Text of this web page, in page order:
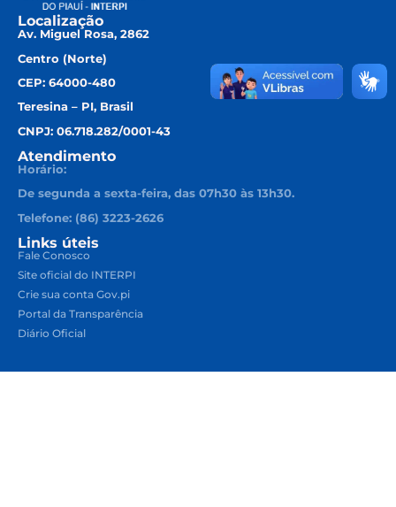
Localização
Av. Miguel Rosa, 2862
Centro (Norte)
CEP: 64000-480
Teresina – PI, Brasil
CNPJ: 06.718.282/0001-43
Atendimento
Horário:
De segunda a sexta-feira, das 07h30 às 13h30.
Telefone: (86) 3223-2626
Links úteis
Fale Conosco
Site oficial do INTERPI
Crie sua conta Gov.pi
Portal da Transparência
Diário Oficial